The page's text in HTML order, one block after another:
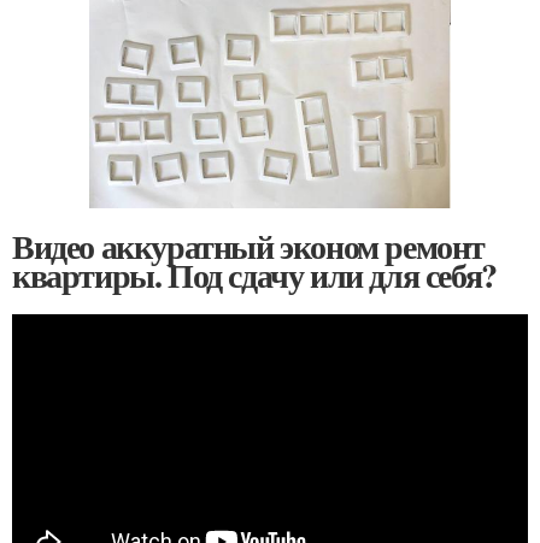
Видео аккуратный эконом ремонт
квартиры. Под сдачу или для себя?